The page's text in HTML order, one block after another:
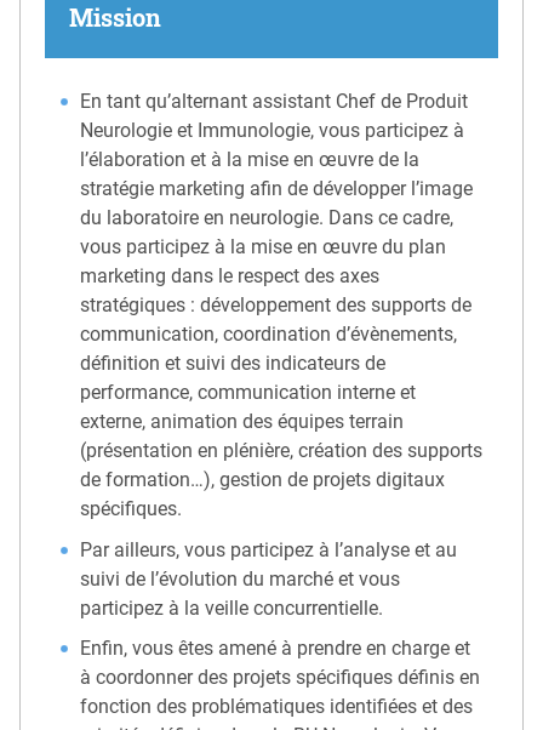
Mission
En tant qu’alternant assistant Chef de Produit
Neurologie et Immunologie, vous participez à
l’élaboration et à la mise en œuvre de la
stratégie marketing afin de développer l’image
du laboratoire en neurologie. Dans ce cadre,
vous participez à la mise en œuvre du plan
marketing dans le respect des axes
stratégiques : développement des supports de
communication, coordination d’évènements,
définition et suivi des indicateurs de
performance, communication interne et
externe, animation des équipes terrain
(présentation en plénière, création des supports
de formation…), gestion de projets digitaux
spécifiques.
Par ailleurs, vous participez à l’analyse et au
suivi de l’évolution du marché et vous
participez à la veille concurrentielle.
Enfin, vous êtes amené à prendre en charge et
à coordonner des projets spécifiques définis en
fonction des problématiques identifiées et des